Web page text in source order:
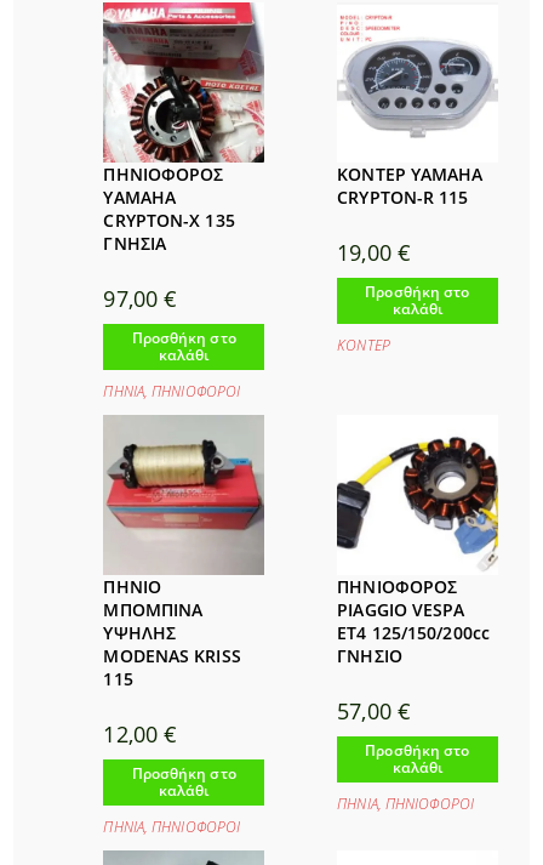
ΠΗΝΙΟΦΟΡΟΣ
YAMAHA
CRYPTON-X 135
ΓΝΗΣΙΑ
97,00€
Προσθήκη στο
καλάθι
ΠΗΝΙΑ,ΠΗΝΙΟΦΟΡΟΙ
ΚΟΝΤΕΡ YAMAHA
CRYPTON-R 115
19,00 €
Προσθήκη στο
καλάθι
ΚΟΝΤΕΡ
ΠΗΝΙΟ
ΜΠΟΜΠΙΝΑ
ΥΨΗΛΗΣ
MODENAS KRISS
115
12,00€
Προσθήκη στο
καλάθι
ΠΗΝΙΑ,ΠΗΝΙΟΦΟΡΟΙ
ΠΗΝΙΟΦΟΡΟΣ
PIAGGIO VESPA
ET4 125/150/200cc
ΓΝΗΣΙΟ
57,00 €
Προσθήκη στο
καλάθι
ΠΗΝΙΑ, ΠΗΝΙΟΦΟΡΟΙ